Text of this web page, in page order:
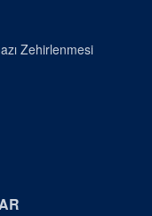
Zehirlenmesi